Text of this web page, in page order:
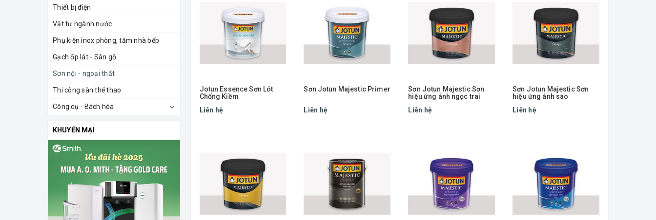
Thiết bị điện
Vật tư ngành nước
Phụ kiện inox phòng, tắm nhà bếp
Gạch ốp lát - Sàn gỗ
Sơn nội - ngoại thất
Thi công sàn thể thao
Công cụ - Bách hóa
KHUYẾN MẠI
Jotun Essence Sơn Lót
Chống Kiềm
Liên hệ
Sơn Jotun Majestic Primer
Liên hệ
Sơn Jotun Majestic Sơn
hiệu ứng ánh ngọc trai
Liên hệ
Sơn Jotun Majestic Sơn
hiệu ứng ánh sao
Liên hệ